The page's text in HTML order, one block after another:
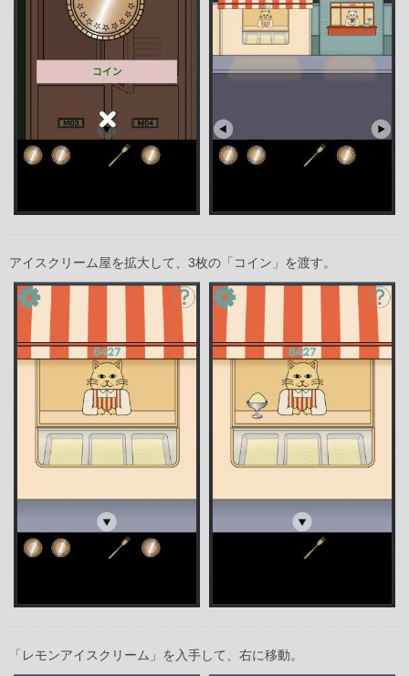
アイスクリーム屋を拡大して、3枚の「コイン」を渡す。
「レモンアイスクリーム」を入手して、右に移動。